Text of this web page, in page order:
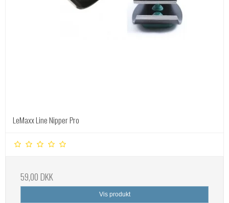
LeMaxx Line Nipper Pro
59,00 DKK
Vis produkt